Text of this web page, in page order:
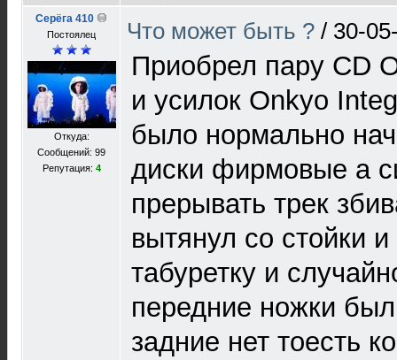
Серёга 410
Постоялец
Откуда:
Сообщений: 99
Репутация: 4
Что может быть ? / 30-
Приобрел пару CD
и усилок Onkyo
было нормально
диски фирмовые а
прерывать трек
вытянул со стойки
табуретку и
передние ножки
задние нет тоесть